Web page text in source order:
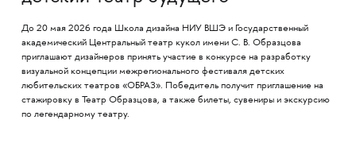
До 20 мая 2026 года Школа дизайна НИУ ВШЭ и Государственный
академический Центральный театр кукол имени С. В. Образцова
приглашают дизайнеров принять участие в конкурсе на разработку
визуальной концепции межрегионального фестиваля детских
любительских театров «ОБРАЗ». Победитель получит приглашение на
стажировку в Театр Образцова, а также билеты, сувениры и экскурсию
по легендарному театру.